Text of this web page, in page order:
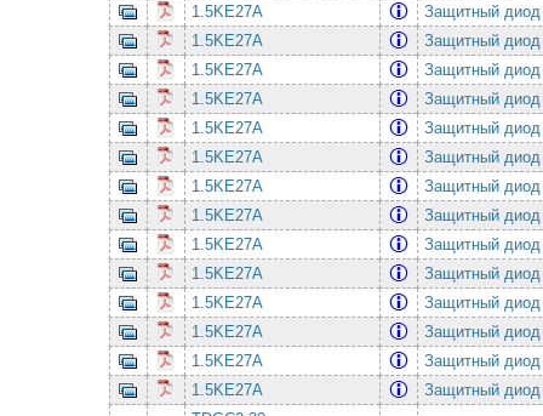
1.5KE27A
Защитный
1.5KE27A
Защитный
1.5KE27A
Защитный
1.5KE27A
Защитный
1.5KE27A
Защитный
1.5KE27A
Защитный
1.5KE27A
Защитный
1.5KE27A
Защитный
1.5KE27A
Защитный
1.5KE27A
Защитный
1.5KE27A
Защитный
1.5KE27A
Защитный
1.5KE27A
Защитный
1.5KE27A
Защитный